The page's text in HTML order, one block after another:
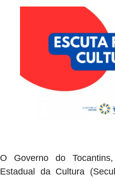
O Governo do
Estadual da Cultura